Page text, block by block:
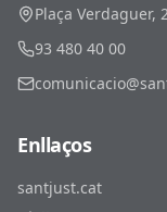
Plaça Verdaguer,
93 480 40 00
Enllaços
santjust.cat